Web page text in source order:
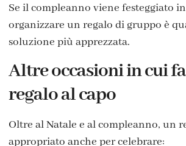
Se il compleanno viene festeggiato
organizzare un regalo di gruppo è
soluzione più apprezzata.
Altre occasioni in cui
regalo al capo
Oltre al Natale e al compleanno, un
appropriato anche per celebrare: